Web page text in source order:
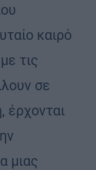
καιρό
τις
σε
έρχονται
μιας